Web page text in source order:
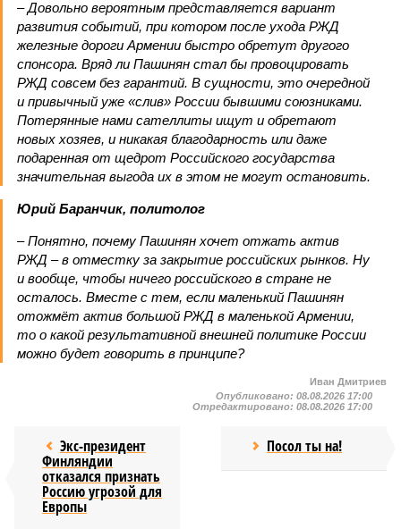
– Довольно вероятным представляется вариант
развития событий, при котором после ухода РЖД
железные дороги Армении быстро обретут другого
спонсора. Вряд ли Пашинян стал бы провоцировать
РЖД совсем без гарантий. В сущности, это очередной
и привычный уже «слив» России бывшими союзниками.
Потерянные нами сателлиты ищут и обретают
новых хозяев, и никакая благодарность или даже
подаренная от щедрот Российского государства
значительная выгода их в этом не могут остановить.
Юрий Баранчик, политолог
– Понятно, почему Пашинян хочет отжать актив
РЖД – в отместку за закрытие российских рынков. Ну
и вообще, чтобы ничего российского в стране не
осталось. Вместе с тем, если маленький Пашинян
отожмёт актив большой РЖД в маленькой Армении,
то о какой результативной внешней политике России
можно будет говорить в принципе?
Иван Дмитриев
Опубликовано: 08.08.2026 17:00
Отредактировано: 08.08.2026 17:00
Экс-президент
Финляндии
отказался признать
Россию угрозой для
Европы
Посол ты на!